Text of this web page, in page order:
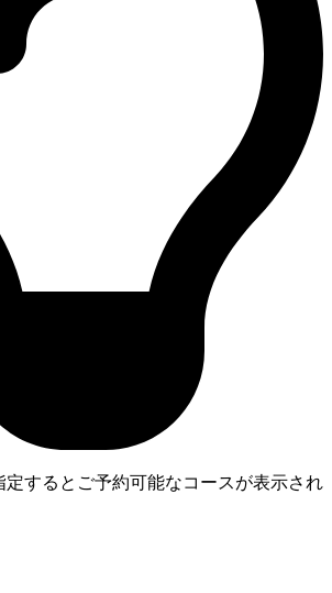
定するとご予約可能なコースが表示され